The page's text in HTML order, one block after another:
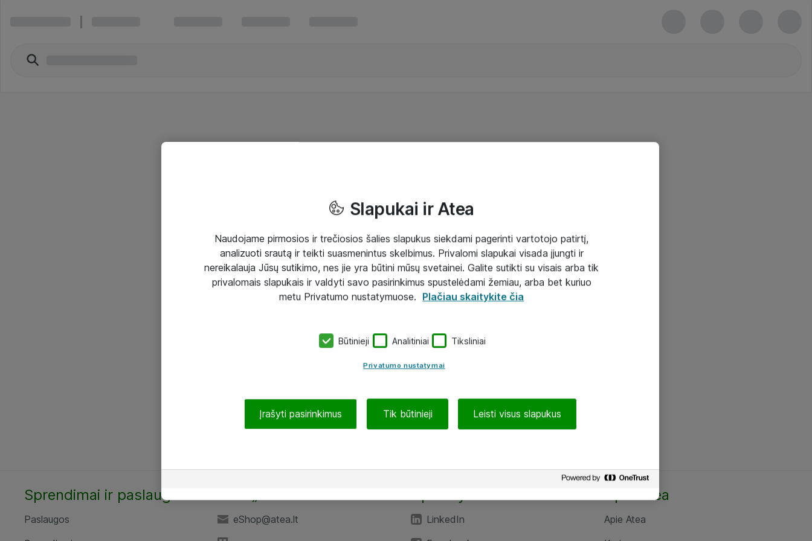
Sprendimai ir paslaugos
Paslaugos
eShop@atea.lt
LinkedIn
Apie Atea
Apie Atea
Slapukai ir Atea
Naudojame pirmosios ir trečiosios šalies slapukus siekdami pagerinti vartotojo patirtį,
analizuoti srautą ir teikti suasmenintus skelbimus. Privalomi slapukai visada įjungti ir
nereikalauja Jūsų sutikimo, nes jie yra būtini mūsų svetainei. Galite sutikti su visais arba tik
privalomais slapukais ir valdyti savo pasirinkimus spustelėdami žemiau, arba bet kuriuo
metu Privatumo nustatymuose. Plačiau skaitykite čia
Būtinieji Analitiniai Tiksliniai
Privatumo nustatymai
Įrašyti pasirinkimus Tik būtinieji Leisti visus slapukus